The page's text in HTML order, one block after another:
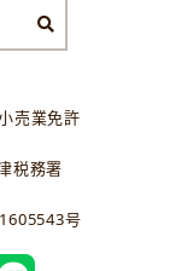
売業免許
税務署
号